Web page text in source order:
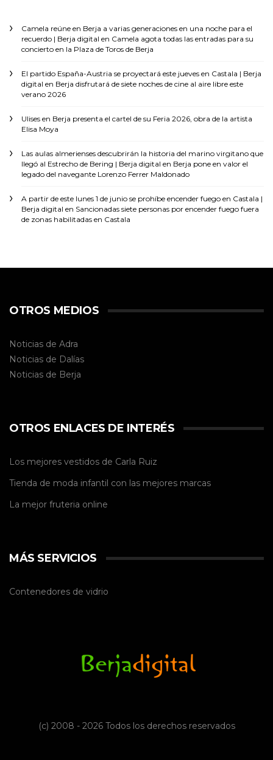
Camela reúne en Berja a varias generaciones en una noche para el
recuerdo | Berja digital en Camela agota todas las entradas para su
concierto en la Plaza de Toros de Berja
El partido España-Austria se proyectará este jueves en Castala | Berja
digital en Berja disfrutará de siete noches de cine al aire libre este
verano 2026
Ulises en Berja presenta el cartel de su Feria 2026, obra de la artista
Elisa Moya
Las aulas almerienses descubrirán la historia del marino virgitano que
llegó al Estrecho de Bering | Berja digital en Berja pone en valor el
legado del navegante Lorenzo Ferrer Maldonado
A partir de este lunes 1 de junio se prohíbe encender fuego en Castala |
Berja digital en Sancionadas siete personas por encender fuego fuera
de zonas habilitadas en Castala
OTROS MEDIOS
Noticias de Adra
Noticias de Dalías
Noticias de Berja
OTROS ENLACES DE INTERÉS
Los mejores vestidos de Carla Ruiz
Tienda de moda infantil con las mejores marcas
La mejor fruteria online
MÁS SERVICIOS
Contenedores de vidrio
(c) 2008 - 2026 Todos los derechos reservados